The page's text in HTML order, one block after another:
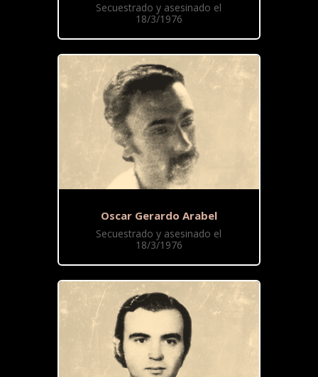
Secuestrado y asesinado el
18/3/1976
Oscar Gerardo Arabel
Secuestrado y asesinado el
18/3/1976